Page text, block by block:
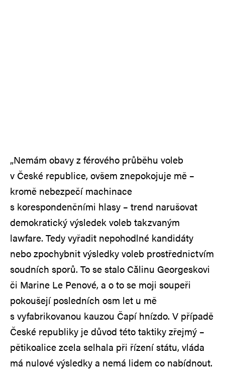
„Nemám obavy z férového průběhu voleb
v České republice, ovšem znepokojuje mě –
kromě nebezpečí machinace
s korespondenčními hlasy – trend narušovat
demokratický výsledek voleb takzvaným
lawfare. Tedy vyřadit nepohodlné kandidáty
nebo zpochybnit výsledky voleb prostřednictvím
soudních sporů. To se stalo Călinu Georgeskovi
či Marine Le Penové, a o to se moji soupeři
pokoušejí posledních osm let u mě
s vyfabrikovanou kauzou Čapí hnízdo. V případě
České republiky je důvod této taktiky zřejmý –
pětikoalice zcela selhala při řízení státu, vláda
má nulové výsledky a nemá lidem co nabídnout.